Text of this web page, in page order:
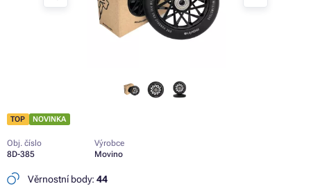
TOP NOVINKA
Obj. číslo
8D-385
Výrobce
Movino
Věrnostní body: 44